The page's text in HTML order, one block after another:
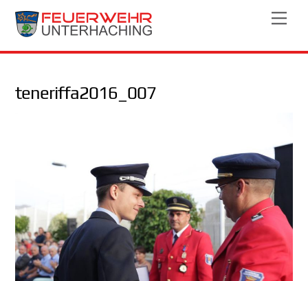
Skip
teneriffa2016_007